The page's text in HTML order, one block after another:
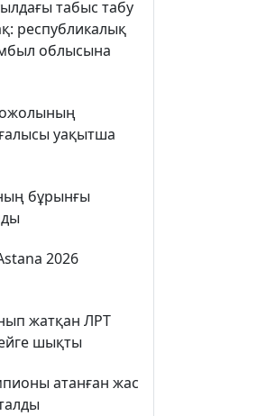
табыс табу
республикалық
облысына
уақытша
бұрынғы
2026
жатқан ЛРТ
шықты
атанған жас